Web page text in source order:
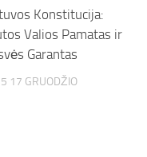
Konstitucija:
Valios Pamatas ir
Garantas
17 GRUODŽIO